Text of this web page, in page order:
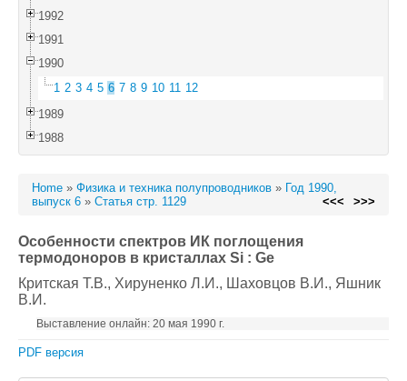
1992
1991
1990
1 2 3 4 5 6 7 8 9 10 11 12
1989
1988
Home » Физика и техника полупроводников » Год 1990,
выпуск 6 » Статья стр. 1129 <<< >>>
Особенности спектров ИК поглощения
термодоноров в кристаллах Si : Ge
Критская Т.В., Хируненко Л.И., Шаховцов В.И., Яшник
В.И.
Выставление онлайн: 20 мая 1990 г.
PDF версия